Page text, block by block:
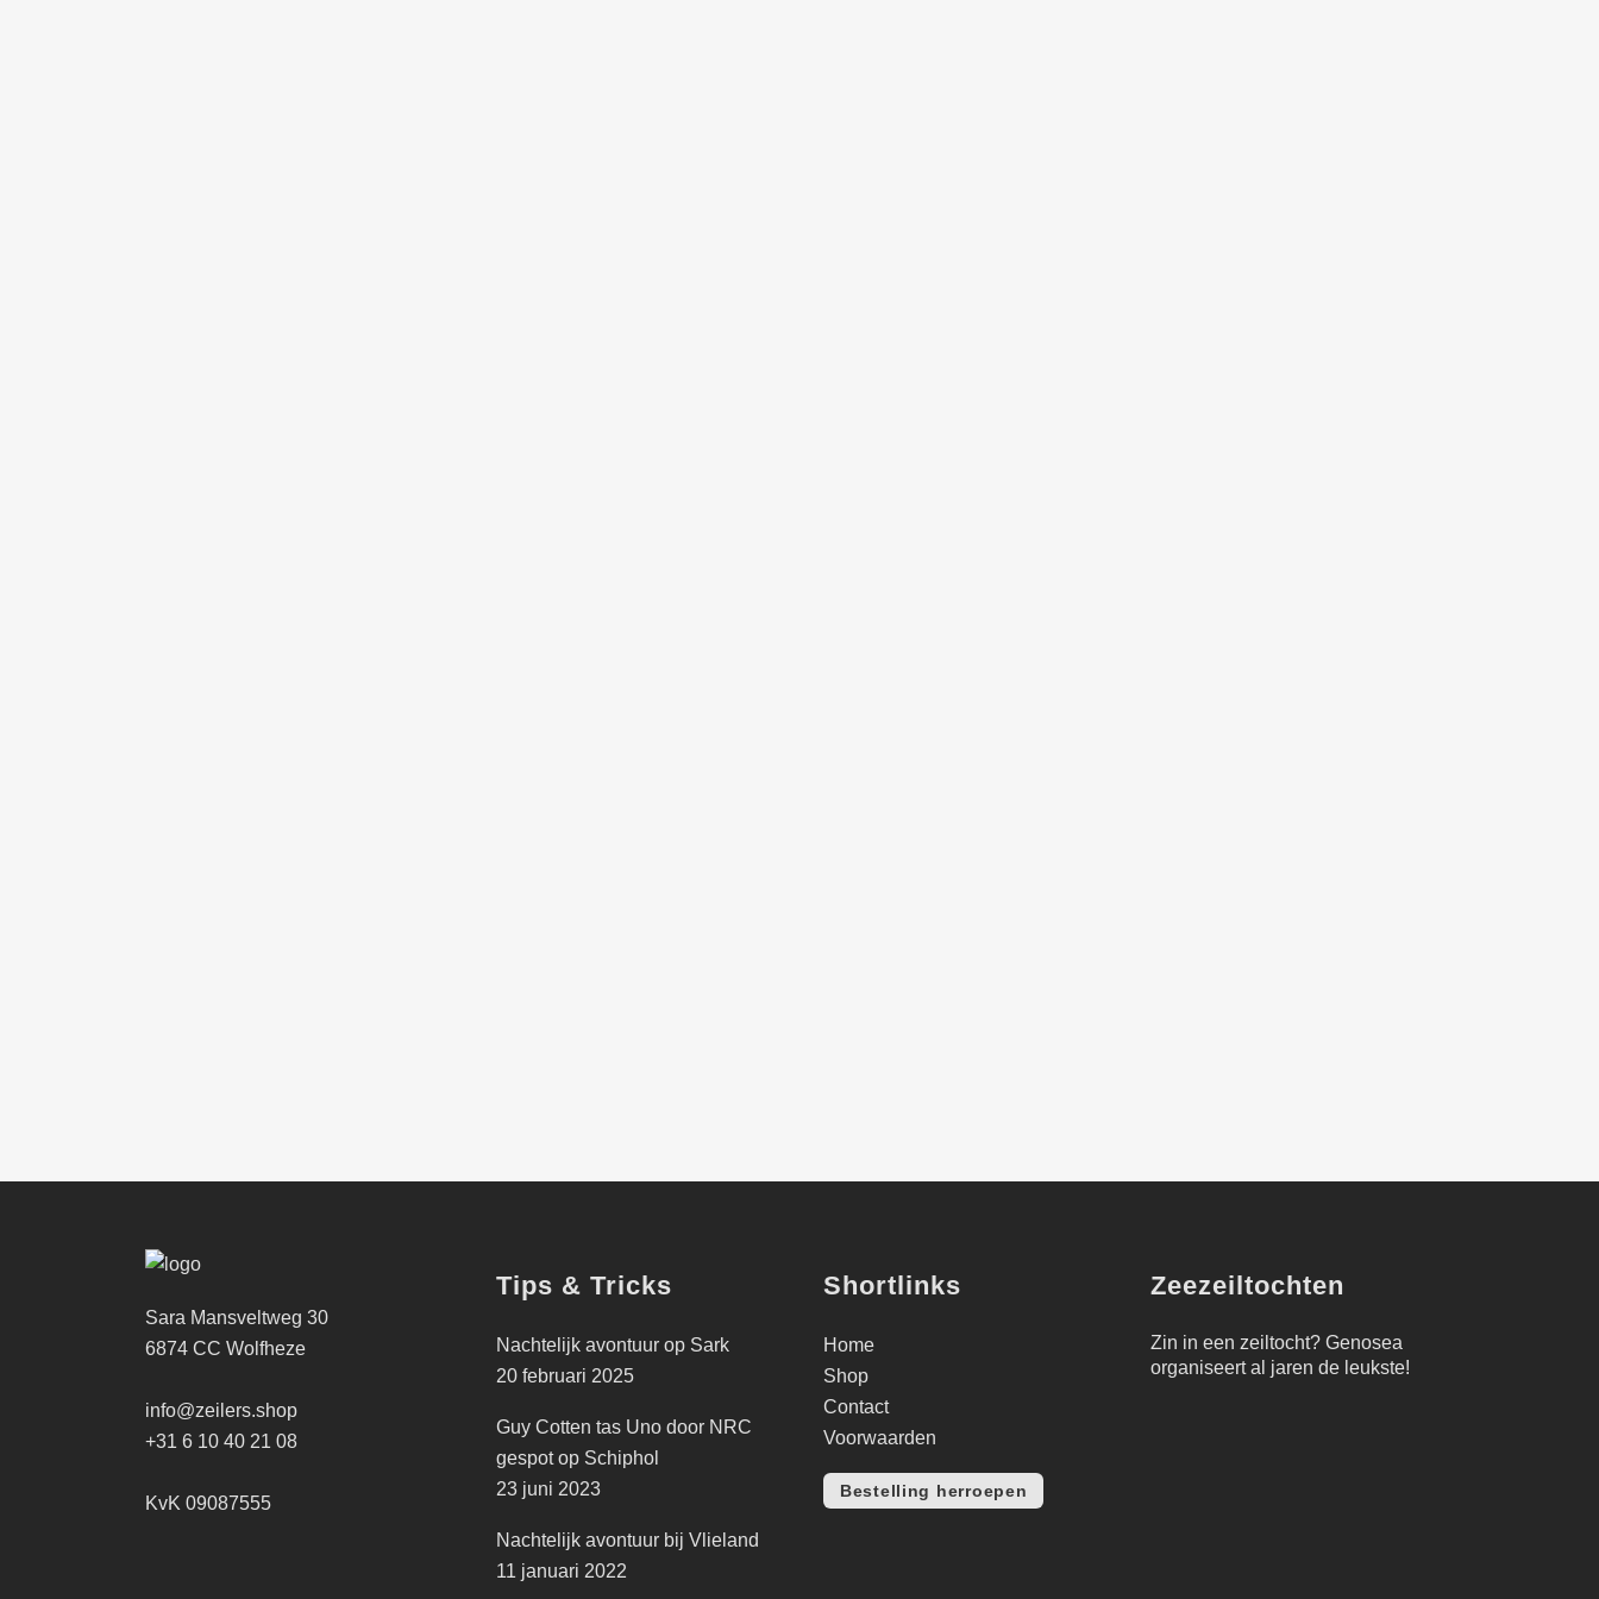
Sara Mansveltweg 30
6874 CC Wolfheze
info@zeilers.shop
+31 6 10 40 21 08
KvK 09087555
Tips & Tricks
Nachtelijk avontuur op Sark
20 februari 2025
Guy Cotten tas Uno door NRC
gespot op Schiphol
23 juni 2023
Nachtelijk avontuur bij Vlieland
11 januari 2022
Shortlinks
Home
Shop
Contact
Voorwaarden
Bestelling herroepen
Zeezeiltochten
Zin in een zeiltocht? Genosea
organiseert al jaren de leukste!